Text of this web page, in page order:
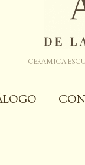
CERAMICA